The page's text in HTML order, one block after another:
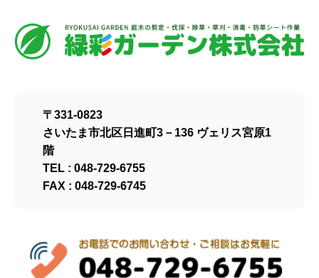
〒331-0823
さいたま市北区日進町3－136 ヴェリス宮原1
階
TEL : 048-729-6755
FAX : 048-729-6745